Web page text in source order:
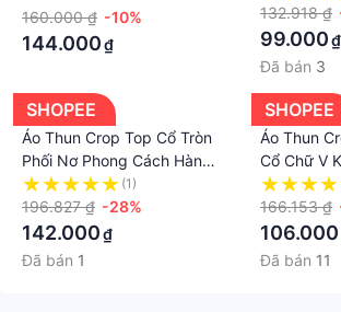
y2k
160.000 ₫ -10%
144.000₫
132.918 ₫
99.000₫
Đã bán 3
SHOPEE
Áo Thun Crop Top Cổ Tròn
Phối Nơ Phong Cách Hàn
Quốc Cổ Điển Thời Trang
Cho Nữ y2k
(1)
196.827 ₫ -28%
142.000₫
Đã bán 1
SHOPEE
Áo Thun
Cổ Chữ V
Cảm Thời
166.153 ₫
106.000
Đã bán 11